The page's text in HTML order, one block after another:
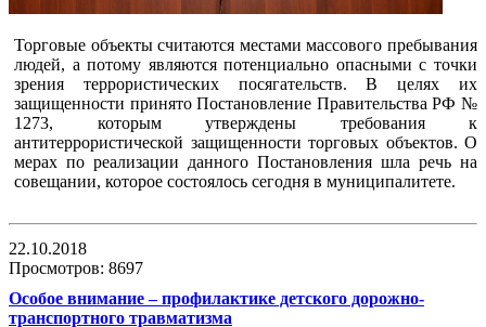
Торговые объекты считаются местами массового пребывания
людей, а потому являются потенциально опасными с точки
зрения террористических посягательств. В целях их
защищенности принято Постановление Правительства РФ №
1273, которым утверждены требования к
антитеррористической защищенности торговых объектов. О
мерах по реализации данного Постановления шла речь на
совещании, которое состоялось сегодня в муниципалитете.
22.10.2018
Просмотров: 8697
Особое внимание – профилактике детского дорожно-
транспортного травматизма